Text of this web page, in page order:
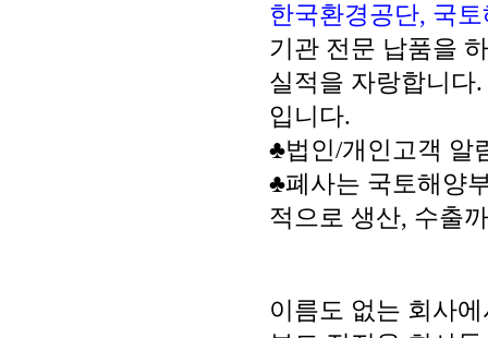
한국환경공단, 국
기관 전문 납품을
실적을 자랑합니다
입니다.
♣법인/개인고객 알
♣폐사는 국토해양
적으로 생산, 수출
이름도 없는 회사